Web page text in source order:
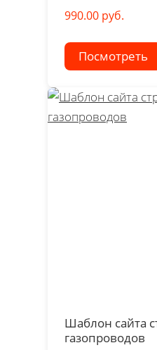
990.00 руб.
Посмотреть
Шаблон сайта
газопроводов